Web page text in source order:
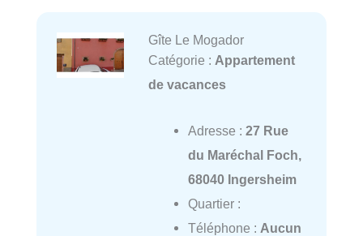
Gîte Le Mogador
Catégorie : Appartement
de vacances
Adresse : 27 Rue
du Maréchal Foch,
68040 Ingersheim
Quartier :
Téléphone : Aucun